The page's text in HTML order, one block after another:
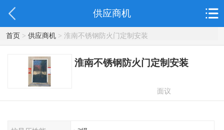
供应商机
首页> 供应商机> 淮南不锈钢防火门定制安装
淮南不锈钢防火门定制安装
面议